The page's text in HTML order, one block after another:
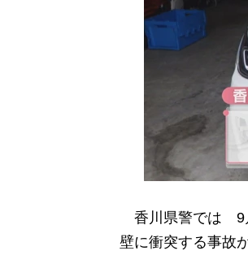
香川県警では 9
壁に衝突する事故